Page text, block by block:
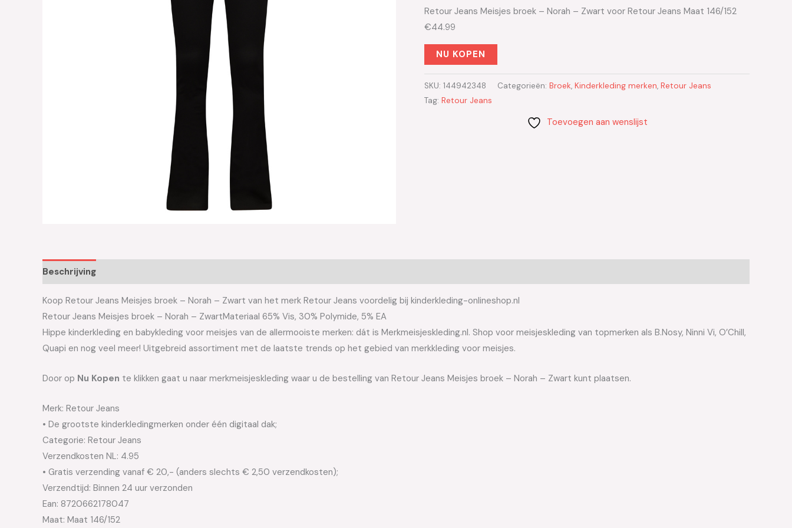
Retour Jeans Meisjes broek – Norah – Zwart voor Retour Jeans Maat 146/152
€44.99
NU KOPEN
SKU: 144942348 Categorieën: Broek, Kinderkleding merken, Retour Jeans
Tag: Retour Jeans
Toevoegen aan wenslijst
Beschrijving
Koop Retour Jeans Meisjes broek – Norah – Zwart van het merk Retour Jeans voordelig bij kinderkleding-onlineshop.nl
Retour Jeans Meisjes broek – Norah – ZwartMateriaal 65% Vis, 30% Polymide, 5% EA
Hippe kinderkleding en babykleding voor meisjes van de allermooiste merken: dát is Merkmeisjeskleding.nl. Shop voor meisjeskleding van topmerken als B.Nosy, Ninni Vi, O’Chill,
Quapi en nog veel meer! Uitgebreid assortiment met de laatste trends op het gebied van merkkleding voor meisjes.
Door op Nu Kopen te klikken gaat u naar merkmeisjeskleding waar u de bestelling van Retour Jeans Meisjes broek – Norah – Zwart kunt plaatsen.
Merk: Retour Jeans
• De grootste kinderkledingmerken onder één digitaal dak;
Categorie: Retour Jeans
Verzendkosten NL: 4.95
• Gratis verzending vanaf € 20,- (anders slechts € 2,50 verzendkosten);
Verzendtijd: Binnen 24 uur verzonden
Ean: 8720662178047
Maat: Maat 146/152